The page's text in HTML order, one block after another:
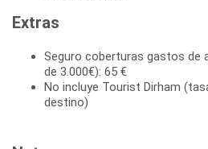
Extras
Seguro coberturas gastos de
de 3.000€): 65 €
No incluye Tourist Dirham
destino)